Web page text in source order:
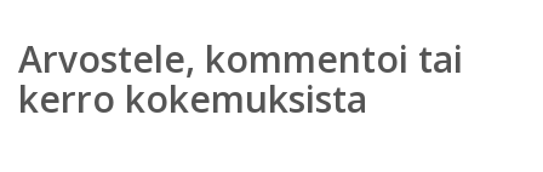
Arvostele, kommentoi tai
kerro kokemuksista